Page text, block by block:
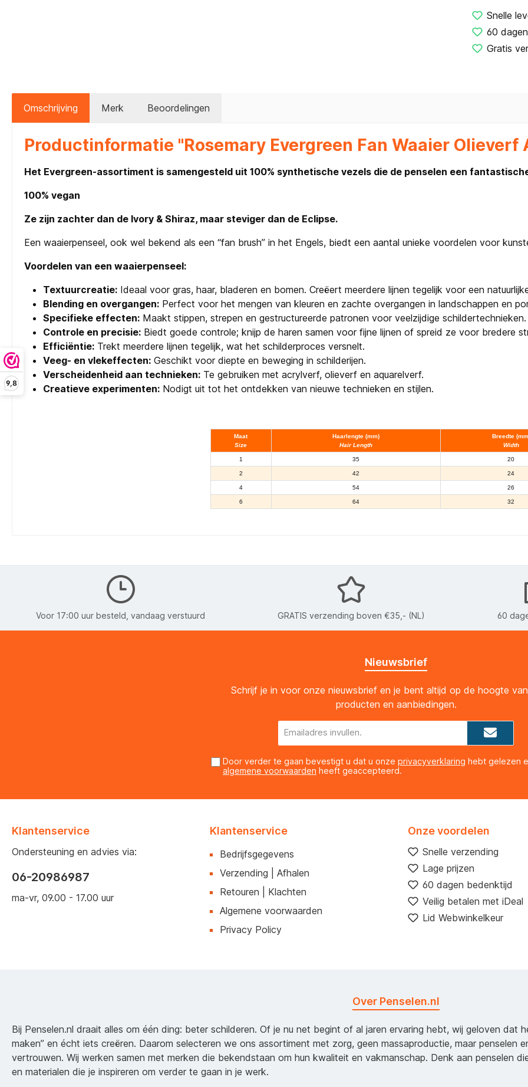
9,8
Snelle
60
Gratis
Omschrijving Merk Beoordelingen
Productinformatie "Rosemary Evergreen Fan Waaier Olieverf
Het Evergreen-assortiment is samengesteld uit 100% synthetische vezels die de penselen een
100% vegan
Ze zijn zachter dan de Ivory & Shiraz, maar steviger dan de Eclipse.
Een waaierpenseel, ook wel bekend als een “fan brush” in het Engels, biedt een aantal unieke voordelen voor
Voordelen van een waaierpenseel:
Textuurcreatie: Ideaal voor gras, haar, bladeren en bomen. Creëert meerdere lijnen tegelijk voor een
Blending en overgangen: Perfect voor het mengen van kleuren en zachte overgangen in landschappen en
Specifieke effecten: Maakt stippen, strepen en gestructureerde patronen voor veelzijdige schildertechnieken.
Controle en precisie: Biedt goede controle; knijp de haren samen voor fijne lijnen of spreid ze voor bredere
Efficiëntie: Trekt meerdere lijnen tegelijk, wat het schilderproces versnelt.
Veeg- en vlekeffecten: Geschikt voor diepte en beweging in schilderijen.
Verscheidenheid aan technieken: Te gebruiken met acrylverf, olieverf en aquarelverf.
Creatieve experimenten: Nodigt uit tot het ontdekken van nieuwe technieken en stijlen.
Maat
Size
Haarlengte (mm)
Hair Length
Breedte
Width
1 35 20
2 42 24
4 54 26
6 64 32
Voor 17:00 uur besteld, vandaag verstuurd GRATIS verzending boven €35,- (NL) 60
Nieuwsbrief
Schrijf je in voor onze nieuwsbrief en je bent altijd op de hoogte
producten en aanbiedingen.
Door verder te gaan bevestigt u dat u onze privacyverklaring hebt gelezen
algemene voorwaarden heeft geaccepteerd.
Klantenservice
Ondersteuning en advies via:
06-20986987
ma-vr, 09.00 - 17.00 uur
Klantenservice
Bedrijfsgegevens
Verzending | Afhalen
Retouren | Klachten
Algemene voorwaarden
Privacy Policy
Onze voordelen
Snelle verzending
Lage prijzen
60 dagen bedenktijd
Veilig betalen met iDeal
Lid Webwinkelkeur
Over Penselen.nl
Bij Penselen.nl draait alles om één ding: beter schilderen. Of je nu net begint of al jaren ervaring hebt, wij geloven dat
maken” en écht iets creëren. Daarom selecteren we ons assortiment met zorg, geen massaproductie, maar penselen
vertrouwen. Wij werken samen met merken die bekendstaan om hun kwaliteit en vakmanschap. Denk aan penselen
en materialen die je inspireren om verder te gaan in je werk.